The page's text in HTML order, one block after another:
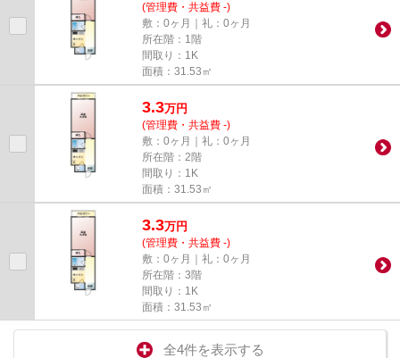
(管理費・共益費 -)
敷：0ヶ月｜礼：0ヶ月
所在階：1階
間取り：1K
面積：31.53㎡
3.3万円
(管理費・共益費 -)
敷：0ヶ月｜礼：0ヶ月
所在階：2階
間取り：1K
面積：31.53㎡
3.3万円
(管理費・共益費 -)
敷：0ヶ月｜礼：0ヶ月
所在階：3階
間取り：1K
面積：31.53㎡
全4件を表示する